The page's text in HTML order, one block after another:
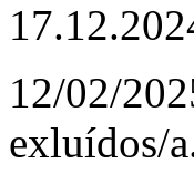
12/02/
exluídos/